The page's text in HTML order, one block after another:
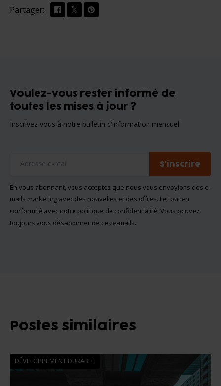
Partager:
Voulez-vous rester informé de
toutes les mises à jour ?
Inscrivez-vous à notre bulletin d'information mensuel
S'inscrire
En vous abonnant, vous acceptez que nous vous envoyions des e-
mails marketing avec des nouvelles et des offres. Le tout en
conformité avec notre politique de confidentialité. Vous pouvez
toujours vous désabonner de ces e-mails.
Postes similaires
DÉVELOPPEMENT DURABLE